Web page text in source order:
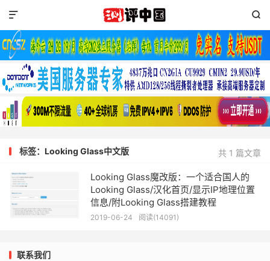


共 1 篇文章
标签：Looking Glass中文版
Looking Glass魔改版：一个适合国人的
Looking Glass/汉化首页/显示IP地理位置
信息/附Looking Glass搭建教程
2019-06-24 阅读(14091)
联系我们